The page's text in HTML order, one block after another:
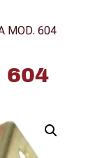
MOD. 604
604